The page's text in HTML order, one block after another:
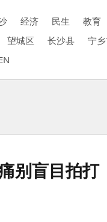
经济 民生 教育
望城区 长沙县 宁
别盲目拍打